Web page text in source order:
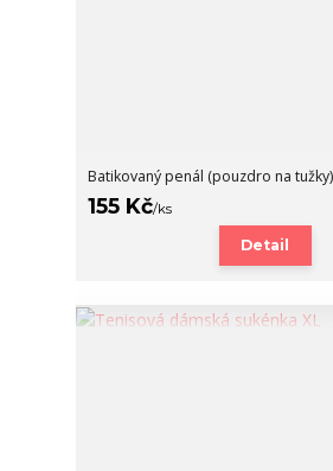
Batikovaný penál (pouzdro na
155 Kč/ks
Detail